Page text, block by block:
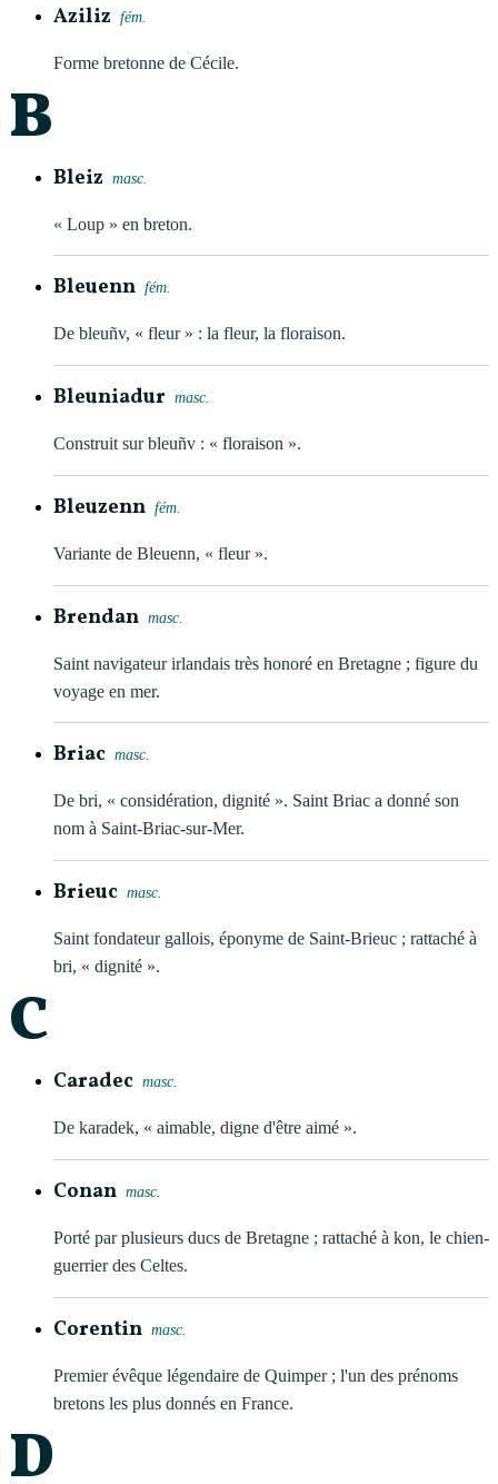
Aziliz fém.
Forme bretonne de Cécile.
B
Bleiz masc.
« Loup » en breton.
Bleuenn fém.
De bleuñv, « fleur » : la fleur, la floraison.
Bleuniadur masc.
Construit sur bleuñv : « floraison ».
Bleuzenn fém.
Variante de Bleuenn, « fleur ».
Brendan masc.
Saint navigateur irlandais très honoré en Bretagne ; figure du
voyage en mer.
Briac masc.
De bri, « considération, dignité ». Saint Briac a donné son
nom à Saint-Briac-sur-Mer.
Brieuc masc.
Saint fondateur gallois, éponyme de Saint-Brieuc ; rattaché à
bri, « dignité ».
C
Caradec masc.
De karadek, « aimable, digne d'être aimé ».
Conan masc.
Porté par plusieurs ducs de Bretagne ; rattaché à kon, le chien-
guerrier des Celtes.
Corentin masc.
Premier évêque légendaire de Quimper ; l'un des prénoms
bretons les plus donnés en France.
D